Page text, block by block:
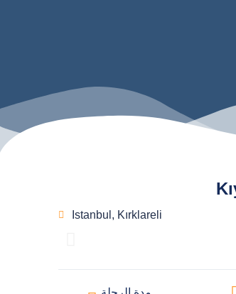
Istanbul , Kırklareli